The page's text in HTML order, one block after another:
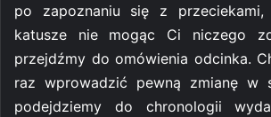
po zapoznaniu się z przeciekami,
katusze nie mogąc Ci niczego
przejdźmy do omówienia odcinka.
raz wprowadzić pewną zmianę w
podejdziemy do chronologii